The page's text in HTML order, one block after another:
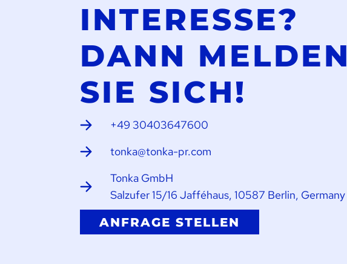
INTERESSE?
DANN MELDEN
SIE SICH!
+49 30403647600
tonka@tonka-pr.com
Tonka GmbH
Salzufer 15/16 Jafféhaus, 10587 Berlin, Germany
ANFRAGE STELLEN